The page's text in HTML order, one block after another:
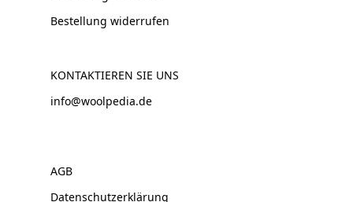
Bestellung widerrufen
KONTAKTIEREN SIE UNS
info@woolpedia.de
AGB
Datenschutzerklärung